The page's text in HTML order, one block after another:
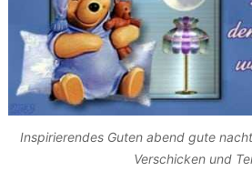
Inspirierendes Guten abend gute
Verschicken und